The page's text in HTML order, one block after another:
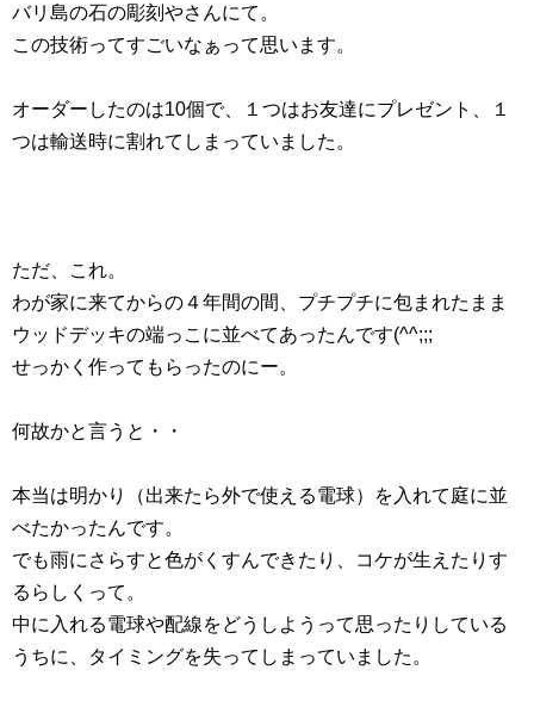
バリ島の石の彫刻やさんにて。
この技術ってすごいなぁって思います。
オーダーしたのは10個で、１つはお友達にプレゼント、１
つは輸送時に割れてしまっていました。
ただ、これ。
わが家に来てからの４年間の間、プチプチに包まれたまま
ウッドデッキの端っこに並べてあったんです(^^;;;
せっかく作ってもらったのにー。
何故かと言うと・・
本当は明かり（出来たら外で使える電球）を入れて庭に並
べたかったんです。
でも雨にさらすと色がくすんできたり、コケが生えたりす
るらしくって。
中に入れる電球や配線をどうしようって思ったりしている
うちに、タイミングを失ってしまっていました。